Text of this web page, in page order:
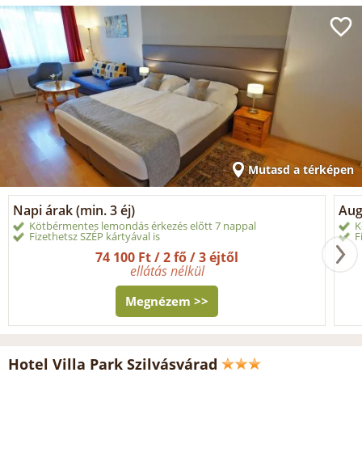
Mutasd a térképen
Napi árak (min. 3 éj)
Kötbérmentes lemondás érkezés előtt 7 nappal
Fizethetsz SZÉP kártyával is
74 100 Ft / 2 fő / 3 éjtől
ellátás nélkül
Megnézem >>
Hotel Villa Park Szilvásvárad